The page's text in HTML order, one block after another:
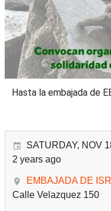
Hasta la embajada de
SATURDAY, NOV
2 years ago
EMBAJADA DE
Calle Velazquez 150